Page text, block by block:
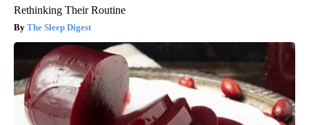
Rethinking Their Routine
The Sleep Digest